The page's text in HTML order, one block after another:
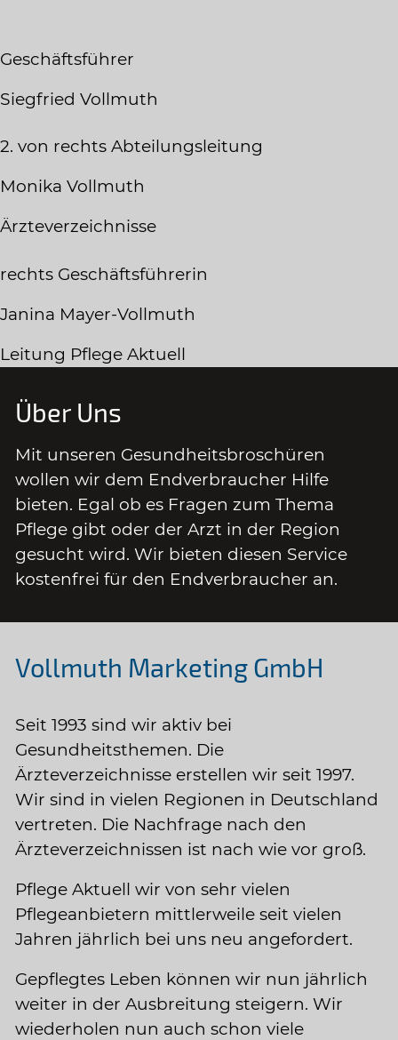
Geschäftsführer
Siegfried Vollmuth
2. von rechts Abteilungsleitung
Monika Vollmuth
Ärzteverzeichnisse
rechts Geschäftsführerin
Janina Mayer-Vollmuth
Leitung Pflege Aktuell
Über Uns
Mit unseren Gesundheitsbroschüren
wollen wir dem Endverbraucher Hilfe
bieten. Egal ob es Fragen zum Thema
Pflege gibt oder der Arzt in der Region
gesucht wird. Wir bieten diesen Service
kostenfrei für den Endverbraucher an.
Vollmuth Marketing GmbH
Seit 1993 sind wir aktiv bei
Gesundheitsthemen. Die
Ärzteverzeichnisse erstellen wir seit 1997.
Wir sind in vielen Regionen in Deutschland
vertreten. Die Nachfrage nach den
Ärzteverzeichnissen ist nach wie vor groß.
Pflege Aktuell wir von sehr vielen
Pflegeanbietern mittlerweile seit vielen
Jahren jährlich bei uns neu angefordert.
Gepflegtes Leben können wir nun jährlich
weiter in der Ausbreitung steigern. Wir
wiederholen nun auch schon viele